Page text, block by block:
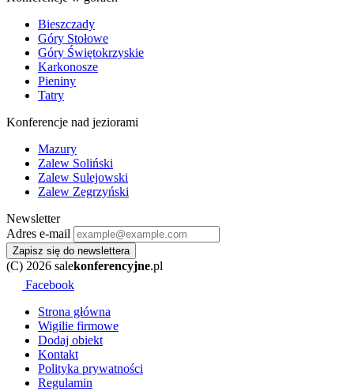
Bieszczady
Góry Stołowe
Góry Świętokrzyskie
Karkonosze
Pieniny
Tatry
Konferencje nad jeziorami
Mazury
Zalew Soliński
Zalew Sulejowski
Zalew Zegrzyński
Newsletter
Adres e-mail
Zapisz się do newslettera
(C) 2026 salekonferencyjne.pl
Facebook
Strona główna
Wigilie firmowe
Dodaj obiekt
Kontakt
Polityka prywatności
Regulamin